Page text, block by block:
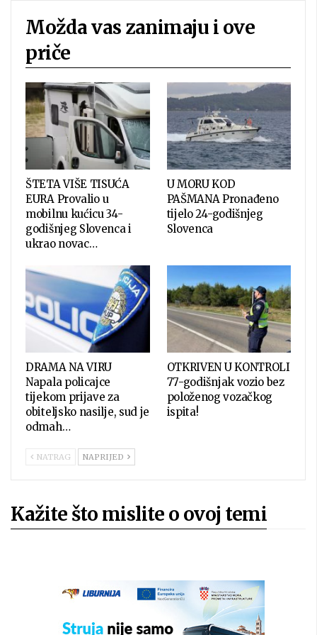
Možda vas zanimaju i ove
priče
ŠTETA VIŠE TISUĆA
EURA Provalio u
mobilnu kućicu 34-
godišnjeg Slovenca i
ukrao novac…
U MORU KOD
PAŠMANA Pronađeno
tijelo 24-godišnjeg
Slovenca
DRAMA NA VIRU
Napala policajce
tijekom prijave za
obiteljsko nasilje, sud je
odmah…
OTKRIVEN U KONTROLI
77-godišnjak vozio bez
položenog vozačkog
ispita!
NATRAG NAPRIJED
Kažite što mislite o ovoj temi